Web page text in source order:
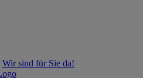
Wir sind für Sie da!